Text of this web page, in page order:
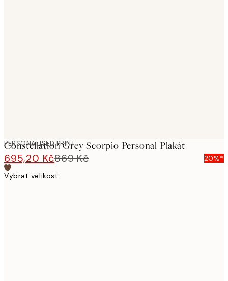
PERSONALISED PRINT
Constellation Grey Scorpio Personal Plakát
695,20 Kč869 Kč
20%*
Vybrat velikost